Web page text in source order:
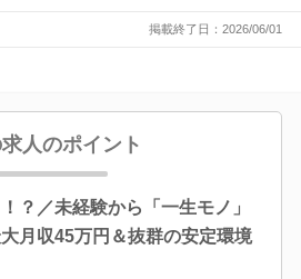
掲載終了日：2026/06/01
人のポイント
？／未経験から「一生モノ」
月収45万円＆抜群の安定環境